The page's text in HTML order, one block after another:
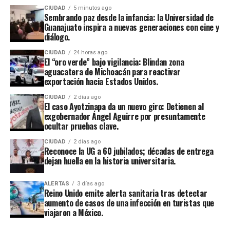
CIUDAD 5 minutos ago
Sembrando paz desde la infancia: la Universidad de
Guanajuato inspira a nuevas generaciones con cine y
diálogo.
CIUDAD 24 horas ago
El “oro verde” bajo vigilancia: Blindan zona
aguacatera de Michoacán para reactivar
exportación hacia Estados Unidos.
CIUDAD 2 días ago
El caso Ayotzinapa da un nuevo giro: Detienen al
exgobernador Ángel Aguirre por presuntamente
ocultar pruebas clave.
CIUDAD 2 días ago
Reconoce la UG a 60 jubilados; décadas de entrega
dejan huella en la historia universitaria.
ALERTAS 3 días ago
Reino Unido emite alerta sanitaria tras detectar
aumento de casos de una infección en turistas que
viajaron a México.